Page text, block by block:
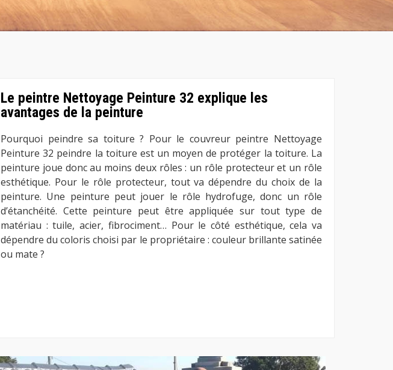
Le peintre Nettoyage Peinture 32 explique les
avantages de la peinture
Pourquoi peindre sa toiture ? Pour le couvreur peintre Nettoyage
Peinture 32 peindre la toiture est un moyen de protéger la toiture. La
peinture joue donc au moins deux rôles : un rôle protecteur et un rôle
esthétique. Pour le rôle protecteur, tout va dépendre du choix de la
peinture. Une peinture peut jouer le rôle hydrofuge, donc un rôle
d’étanchéité. Cette peinture peut être appliquée sur tout type de
matériau : tuile, acier, fibrociment… Pour le côté esthétique, cela va
dépendre du coloris choisi par le propriétaire : couleur brillante satinée
ou mate ?